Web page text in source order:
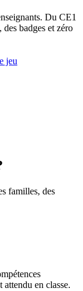
Du CE1
badges et zéro
jeu
familles, des
attendu en classe.